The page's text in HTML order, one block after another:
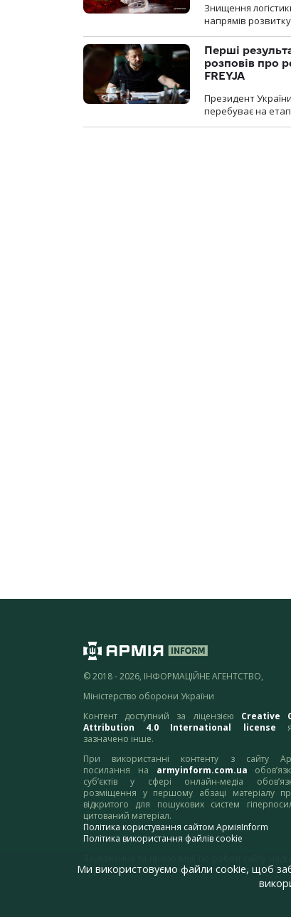
Знищення
напрямів
Перші
розповів про
FREYJA
Президент
перебуває на
© 2018 - 2026, ІНФОРМАЦІЙНЕ АГЕНТСТВО,
Міністерство оборони України
Контент доступний за ліцензією Creative
Attribution 4.0 International license
зазначено інше.
При використанні контенту з сайту
посилання на armyinform.com.ua
суб’єктів у сфері онлайн-медіа
розміщення у першому абзаці матеріалу
відкритого для пошукових систем
цитований матеріал.
Політика користування сайтом АрміяInform
Політика використання файлів cookie
адресу:webmaster@armyinform.com.ua
Ми використовуємо файли cookie, щоб